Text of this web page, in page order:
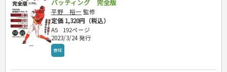
バッティング 完全版
平野 裕一 監修
定価 1,320円（税込）
A5
192ページ
2023/3/24 発行
野球